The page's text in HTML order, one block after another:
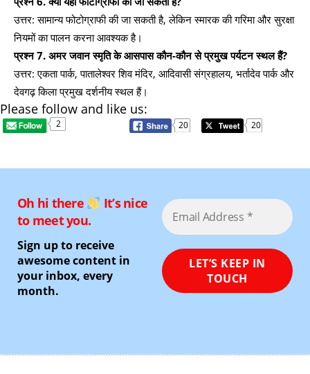
उत्तर: सामान्य फोटोग्राफी की जा सकती है, लेकिन स्मारक की गरिमा और सुरक्षा
नियमों का पालन करना आवश्यक है।
प्रश्न 7. अमर जवान स्मृति के आसपास कौन-कौन से प्रमुख पर्यटन स्थल हैं?
उत्तर: एकता पार्क, पातालेश्वर शिव मंदिर, आदिवासी संग्रहालय, भर्तादेव पार्क और
देवगढ़ किला प्रमुख दर्शनीय स्थल हैं।
Please follow and like us:
2 20 20
Oh hi there
It’s nice
to meet you.
Sign up to receive
awesome content in
your inbox, every
month.